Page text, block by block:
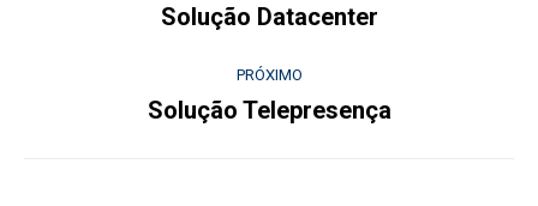
Post
Solução Datacenter
PRÓXIMO
Próximo
Solução Telepresença